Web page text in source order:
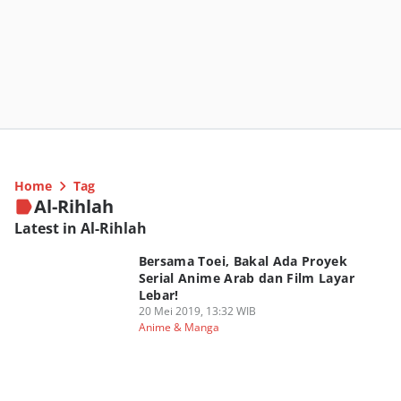
Home Tag
Al-Rihlah
Latest in Al-Rihlah
Bersama Toei, Bakal Ada Proyek
Serial Anime Arab dan Film Layar
Lebar!
20 Mei 2019, 13:32 WIB
Anime & Manga